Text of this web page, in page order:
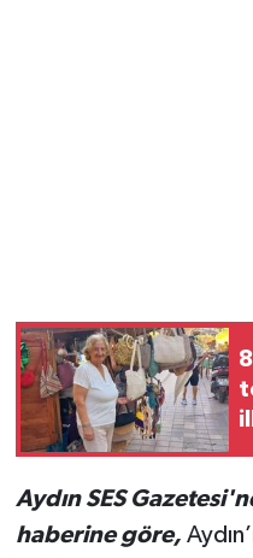
Aydın SES
haberine göre,